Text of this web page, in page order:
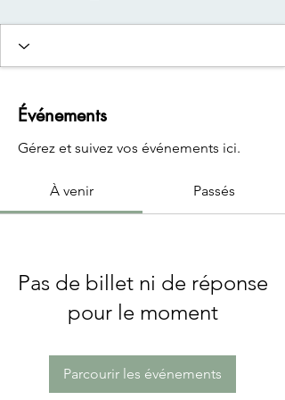
Événements
Gérez et suivez vos événements ici.
À venir Passés
Pas de billet ni de réponse
pour le moment
Parcourir les événements